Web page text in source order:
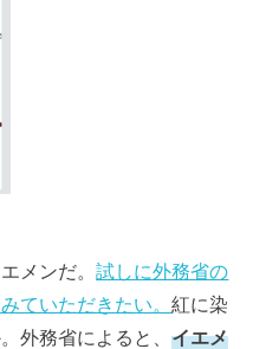
メンだ。試しに外務省の
ていただきたい。紅に染
外務省によると、イエメ